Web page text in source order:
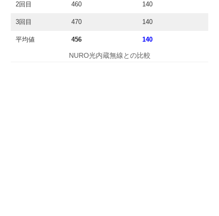
2回目 460 140
3回目 470 140
平均値 456 140
NURO光内蔵無線との比較